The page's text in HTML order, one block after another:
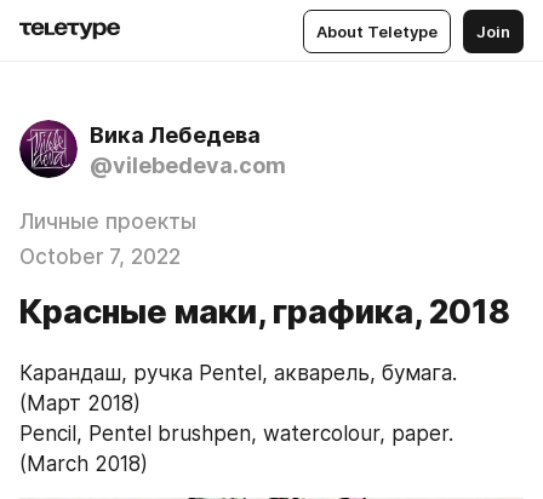
About Teletype Join
Вика Лебедева
@vilebedeva.com
Личные проекты
October 7, 2022
Красные маки, графика, 2018
Карандаш, ручка Pentel, акварель, бумага.
(Март 2018)
Pencil, Pentel brushpen, watercolour, paper.
(March 2018)